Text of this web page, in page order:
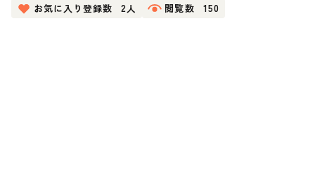
お気に入り登録数
2人 閲覧数 150